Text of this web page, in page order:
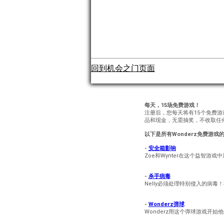
回到机会之门页面
每天，15场免费游戏！
注册后，您每天将有15个免费
品和现金，无需抽奖，不收取任
以下是所有Wonderz免费游戏
- 安全箱影响
Zoe和Wynter在这个益智游戏
- 杀手病毒
Nelly必须处理特别侵入的病毒
- Wonderz弹球
Wonderz用这个弹球游戏开始